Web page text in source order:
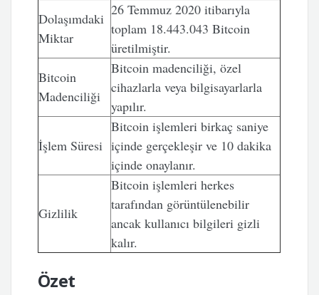
Dolaşımdaki
Miktar
26 Temmuz 2020 itibarıyla
toplam 18.443.043 Bitcoin
üretilmiştir.
Bitcoin
Madenciliği
Bitcoin madenciliği, özel
cihazlarla veya bilgisayarlarla
yapılır.
İşlem Süresi
Bitcoin işlemleri birkaç saniye
içinde gerçekleşir ve 10 dakika
içinde onaylanır.
Gizlilik
Bitcoin işlemleri herkes
tarafından görüntülenebilir
ancak kullanıcı bilgileri gizli
kalır.
Özet